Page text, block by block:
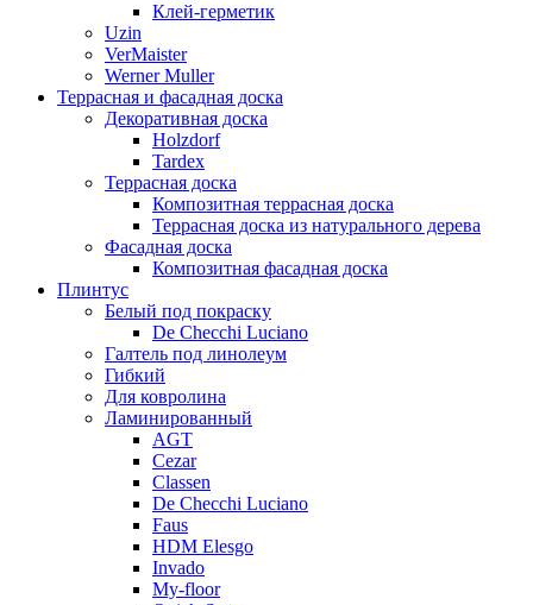
Клей-герметик
Uzin
VerMaister
Werner Muller
Террасная и фасадная доска
Декоративная доска
Holzdorf
Tardex
Террасная доска
Композитная террасная доска
Террасная доска из натурального дерева
Фасадная доска
Композитная фасадная доска
Плинтус
Белый под покраску
De Checchi Luciano
Галтель под линолеум
Гибкий
Для ковролина
Ламинированный
AGT
Cezar
Classen
De Checchi Luciano
Faus
HDM Elesgo
Invado
My-floor